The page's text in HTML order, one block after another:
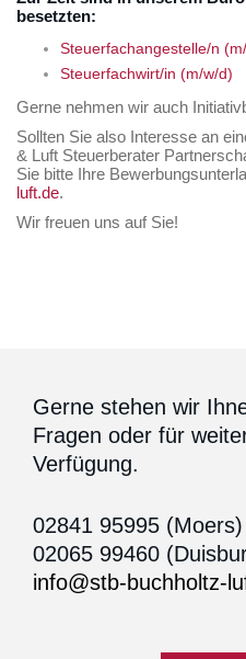
besetzten:
Steuerfachangestelle/n
Steuerfachwirt/in (m/w/d)
Gerne nehmen wir auch
Sollten Sie also Interesse an
& Luft Steuerberater
Sie bitte Ihre
luft.de.
Wir freuen uns auf Sie!
Gerne stehen wir
Fragen oder für
Verfügung.
02841 95995 (Moers)
02065 99460
info@stb-buchholtz-